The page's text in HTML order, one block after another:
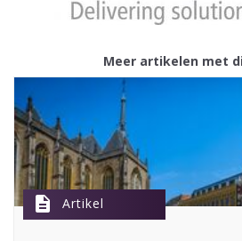
Meer artikelen met
description Artikel